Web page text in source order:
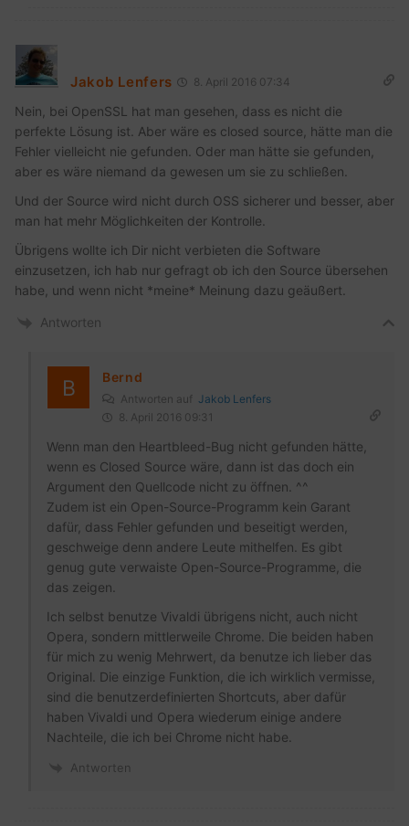
Jakob Lenfers 8. April 2016 07:34
Nein, bei OpenSSL hat man gesehen, dass es nicht die
perfekte Lösung ist. Aber wäre es closed source, hätte man die
Fehler vielleicht nie gefunden. Oder man hätte sie gefunden,
aber es wäre niemand da gewesen um sie zu schließen.
Und der Source wird nicht durch OSS sicherer und besser, aber
man hat mehr Möglichkeiten der Kontrolle.
Übrigens wollte ich Dir nicht verbieten die Software
einzusetzen, ich hab nur gefragt ob ich den Source übersehen
habe, und wenn nicht *meine* Meinung dazu geäußert.
Antworten
Bernd
Antworten auf Jakob Lenfers
8. April 2016 09:31
Wenn man den Heartbleed-Bug nicht gefunden hätte,
wenn es Closed Source wäre, dann ist das doch ein
Argument den Quellcode nicht zu öffnen. ^^
Zudem ist ein Open-Source-Programm kein Garant
dafür, dass Fehler gefunden und beseitigt werden,
geschweige denn andere Leute mithelfen. Es gibt
genug gute verwaiste Open-Source-Programme, die
das zeigen.
Ich selbst benutze Vivaldi übrigens nicht, auch nicht
Opera, sondern mittlerweile Chrome. Die beiden haben
für mich zu wenig Mehrwert, da benutze ich lieber das
Original. Die einzige Funktion, die ich wirklich vermisse,
sind die benutzerdefinierten Shortcuts, aber dafür
haben Vivaldi und Opera wiederum einige andere
Nachteile, die ich bei Chrome nicht habe.
Antworten